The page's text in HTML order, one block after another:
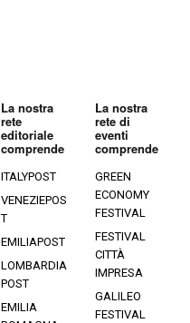
La nostra
rete
editoriale
comprende
ITALYPOST
VENEZIEPOS
T
EMILIAPOST
LOMBARDIA
POST
EMILIA
La nostra
rete di
eventi
comprende
GREEN
ECONOMY
FESTIVAL
FESTIVAL
CITTÀ
IMPRESA
GALILEO
FESTIVAL